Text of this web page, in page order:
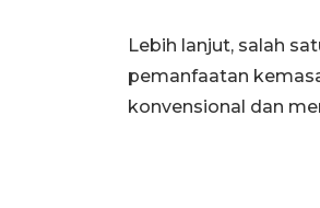
Lebih lanjut, salah
pemanfaatan
konvensional dan